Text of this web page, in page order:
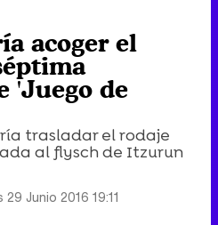
acoger el
'Juego de
trasladar el rodaje
al flysch de Itzurun
Junio 2016 19:11